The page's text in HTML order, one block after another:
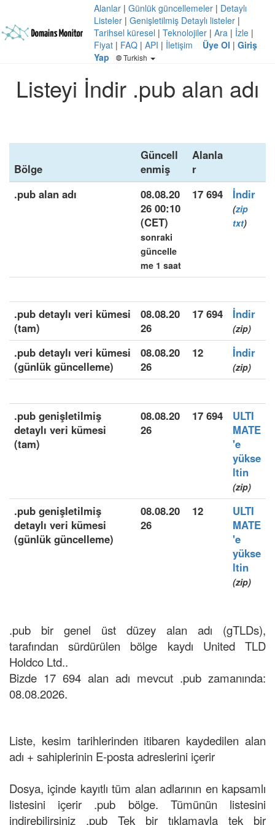
Alanlar | Günlük güncellemeler | Detaylı
Listeler | Genişletilmiş Detaylı listeler |
Tarihsel küresel | Teknolojiler | Ara | İzle |
Fiyat | FAQ | API | İletişim Üye Ol | Giriş
Yap
Turkish
Listeyi İndir .pub alan adı
Bölge
Güncell
enmiş
Alanla
r
.pub alan adı
08.08.20
26 00:10
(CET)
sonraki
güncelle
me 1 saat
17 694 İndir
(zip
txt)
.pub detaylı veri kümesi
(tam)
08.08.20
26
17 694 İndir
(zip)
.pub detaylı veri kümesi
(günlük güncelleme)
08.08.20
26
12 İndir
(zip)
.pub genişletilmiş
detaylı veri kümesi
(tam)
08.08.20
26
17 694
ULTI
MATE
'e
yükse
ltin
(zip)
.pub genişletilmiş
detaylı veri kümesi
(günlük güncelleme)
08.08.20
26
12
ULTI
MATE
'e
yükse
ltin
(zip)
.pub bir genel üst düzey alan adı (gTLDs),
tarafından sürdürülen bölge kaydı United TLD
Holdco Ltd..
Bizde 17 694 alan adı mevcut .pub zamanında:
08.08.2026.
Liste, kesim tarihlerinden itibaren kaydedilen alan
adı + sahiplerinin E-posta adreslerini içerir
Dosya, içinde kayıtlı tüm alan adlarının en kapsamlı
listesini içerir .pub bölge. Tümünün listesini
indirebilirsiniz .pub Tek bir tıklamayla tek bir